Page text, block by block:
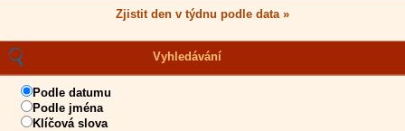
Zjistit den v týdnu podle data »
Vyhledávání
Podle datumu
Podle jména
Klíčová slova